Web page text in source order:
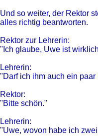
Und so weiter, der Rektor
alles richtig beantworten.
Rektor zur Lehrerin:
"Ich glaube, Uwe ist
Lehrerin:
"Darf ich ihm auch ein
Rektor:
"Bitte schön."
Lehrerin:
"Uwe, wovon habe ich